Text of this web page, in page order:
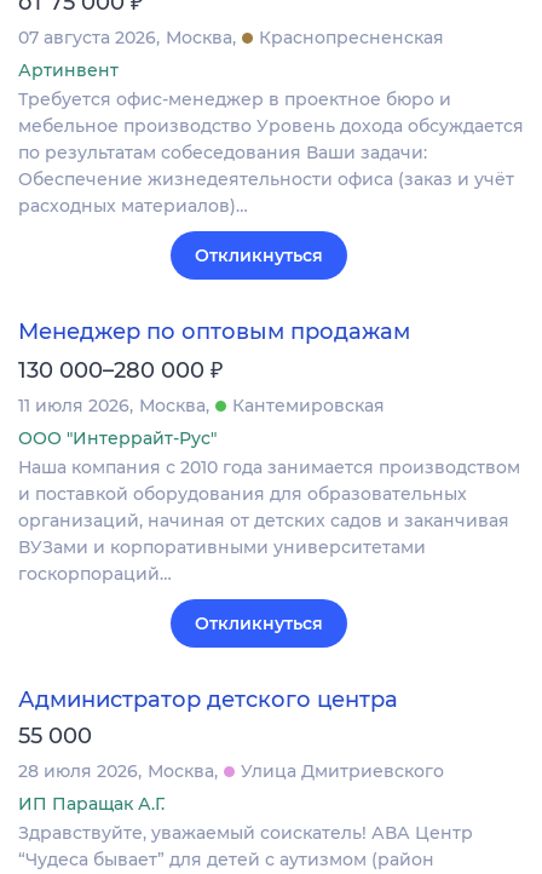
07 августа 2026 Москва
Краснопресненская
Артинвент
Требуется офис-менеджер в проектное бюро и
мебельное производство Уровень дохода обсуждается
по результатам собеседования Ваши задачи:
Обеспечение жизнедеятельности офиса (заказ и учёт
расходных материалов)…
Откликнуться
Менеджер по оптовым продажам
130 000–280 000 ₽
11 июля 2026 Москва
Кантемировская
ООО "Интеррайт-Рус"
Наша компания с 2010 года занимается производством
и поставкой оборудования для образовательных
организаций, начиная от детских садов и заканчивая
ВУЗами и корпоративными университетами
госкорпораций…
Откликнуться
Администратор детского центра
55 000
28 июля 2026 Москва
Улица Дмитриевского
ИП Паращак А.Г.
Здравствуйте, уважаемый соискатель! АВА Центр
“Чудеса бывает” для детей с аутизмом (район